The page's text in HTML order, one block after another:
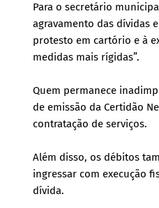
Para o secretário
agravamento das dívidas
protesto em cartório e à
medidas mais rígidas”.
Quem permanece
de emissão da Certidão
contratação de serviços.
Além disso, os débitos
ingressar com execução
dívida.